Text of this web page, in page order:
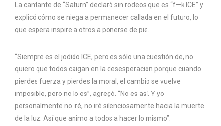
La cantante de “Saturn” declaró sin rodeos que es “f—k ICE” y
explicó cómo se niega a permanecer callada en el futuro, lo
que espera inspire a otros a ponerse de pie.
“Siempre es el jodido ICE, pero es sólo una cuestión de, no
quiero que todos caigan en la desesperación porque cuando
pierdes fuerza y ​​​​pierdes la moral, el cambio se vuelve
imposible, pero no lo es”, agregó. “No es así. Y yo
personalmente no iré, no iré silenciosamente hacia la muerte
de la luz. Así que animo a todos a hacer lo mismo”.